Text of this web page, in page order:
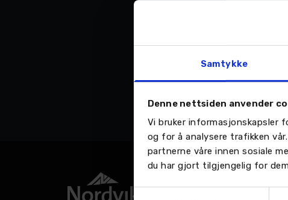
Samtykke
Denne nettsiden anvender
Vi bruker informasjonskapsler
og for å analysere trafikken
partnerne våre innen sosiale
du har gjort tilgjengelig for
Samtykkevalg